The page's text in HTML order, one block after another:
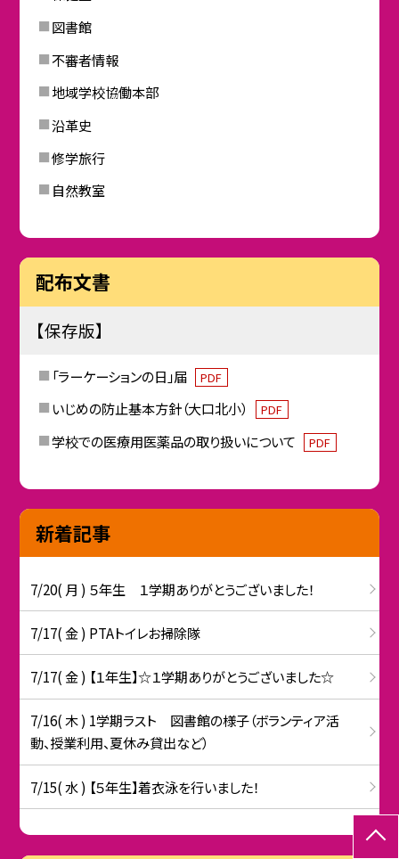
図書館
不審者情報
地域学校協働本部
沿革史
修学旅行
自然教室
配布文書
【保存版】
「ラーケーションの日」届 PDF
いじめの防止基本方針（大口北小） PDF
学校での医療用医薬品の取り扱いについて PDF
新着記事
7/20( 月 ) ５年生 １学期ありがとうございました！
7/17( 金 ) PTAトイレお掃除隊
7/17( 金 ) 【１年生】☆１学期ありがとうございました☆
7/16( 木 ) 1学期ラスト 図書館の様子（ボランティア活
動、授業利用、夏休み貸出など）
7/15( 水 ) 【５年生】着衣泳を行いました！